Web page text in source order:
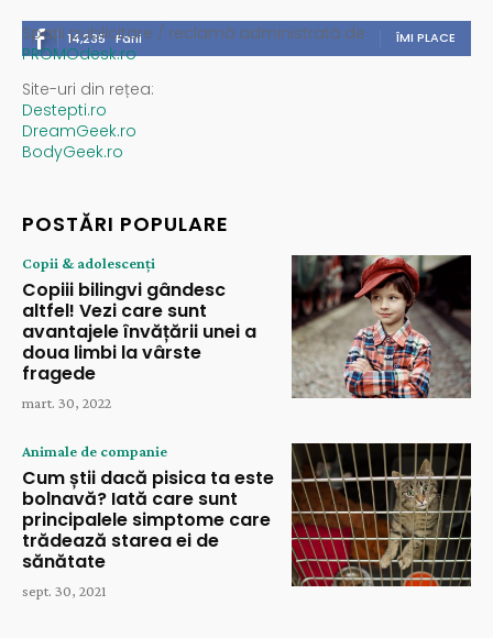
14,235 Fani ÎMI PLACE
Spații publicitare / reclamă administrată de
PROMOdesk.ro
Site-uri din rețea:
Destepti.ro
DreamGeek.ro
BodyGeek.ro
POSTĂRI POPULARE
Copii & adolescenți
Copiii bilingvi gândesc
altfel! Vezi care sunt
avantajele învățării unei a
doua limbi la vârste
fragede
mart. 30, 2022
Animale de companie
Cum știi dacă pisica ta este
bolnavă? Iată care sunt
principalele simptome care
trădează starea ei de
sănătate
sept. 30, 2021